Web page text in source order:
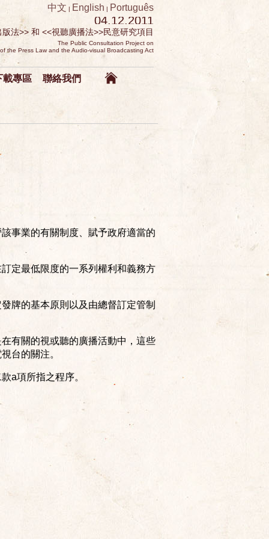
中文 | English | Português
04.12.2011
法>> 和 <<視聽廣播法>>民意研究項目
The Public Consultation Project on
the Press Law and the Audio-visual Broadcasting Act
載專區 聯絡我們
事業的有關制度、賦予政府適當的
定最低限度的一系列權利和義務方
牌的基本原則以及由總督訂定管制
有關的視或聽的廣播活動中，這些
台的關注。
a項所指之程序。